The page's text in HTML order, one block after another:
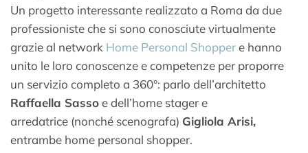
Un progetto interessante realizzato a Roma da due
professioniste che si sono conosciute virtualmente
grazie al network Home Personal Shoppere hanno
unito le loro conoscenze e competenze per proporre
un servizio completo a 360°: parlo dell’architetto
Raffaella Sassoe dell’home stager e
arredatrice (nonché scenografa) Gigliola Arisi,
entrambe home personal shopper.